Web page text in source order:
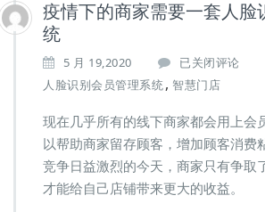
疫情下的商家需要一套人脸
统
5 月 19,2020
疫
情
的
商
家
需
要
已关闭评论
人脸识别会员管理系统, 智慧门店
现在几乎所有的线下商家都会用上会
以帮助商家留存顾客，增加顾客消费
竞争日益激烈的今天，商家只有争取
才能给自己店铺带来更大的收益。